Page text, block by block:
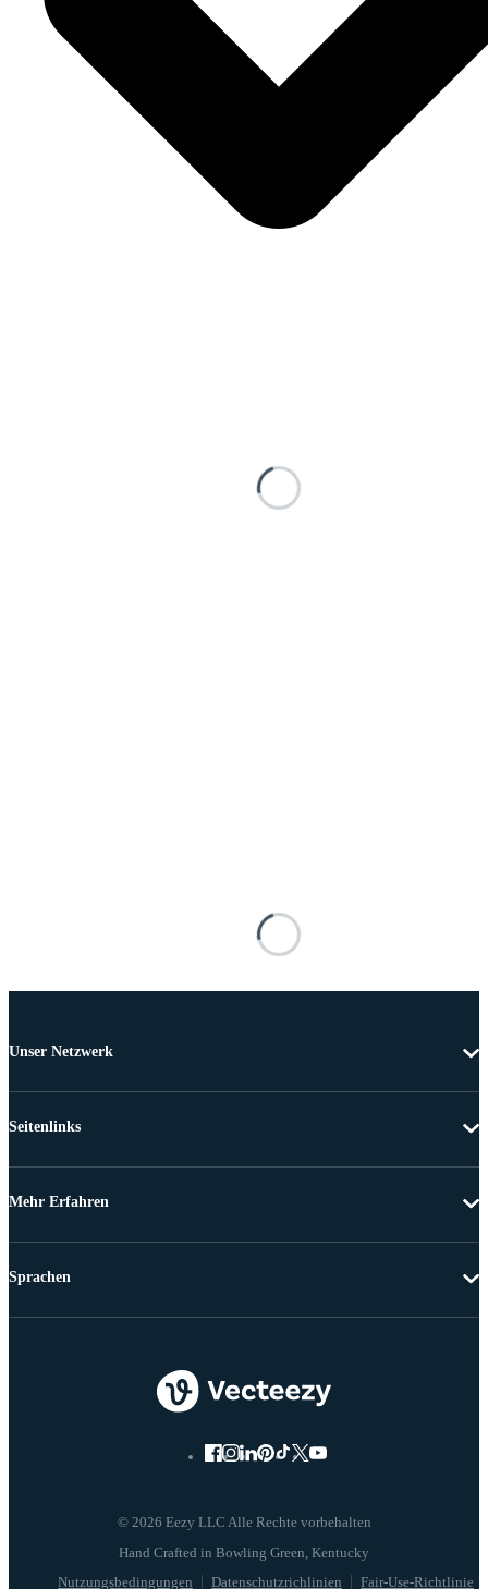
Unser Netzwerk
Seitenlinks
Mehr Erfahren
© 2026 Eezy LLC Alle Rechte vorbehalten
Nutzungsbedingungen Datenschutzrichlinien Fair-Use-Richtlinie
Sprachen